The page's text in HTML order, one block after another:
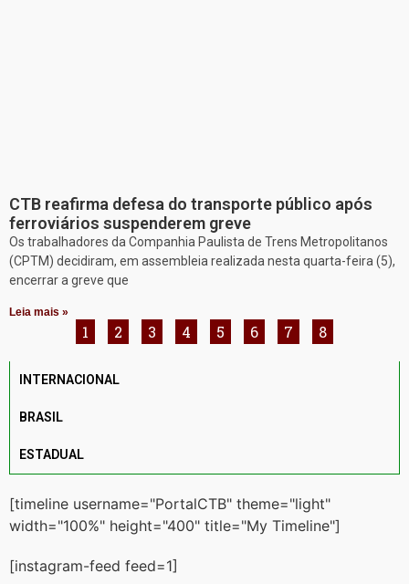
CTB reafirma defesa do transporte público após
ferroviários suspenderem greve
Os trabalhadores da Companhia Paulista de Trens Metropolitanos
(CPTM) decidiram, em assembleia realizada nesta quarta-feira (5),
encerrar a greve que
Leia mais »
1 2 3 4 5 6 7 8
INTERNACIONAL
BRASIL
ESTADUAL
[timeline username="PortalCTB" theme="light"
width="100%" height="400" title="My Timeline"]
[instagram-feed feed=1]